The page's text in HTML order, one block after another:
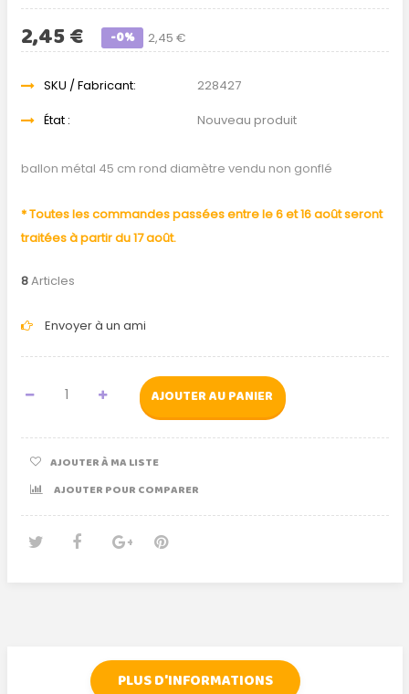
2,45 €
2,45 € -0%
SKU / Fabricant:
228427
État :
Nouveau produit
ballon métal 45 cm rond diamètre vendu non gonflé
* Toutes les commandes passées entre le 6 et 16 août seront
traitées à partir du 17 août.
8Articles
Envoyer à un ami
AJOUTER AU PANIER
AJOUTER À MA LISTE
AJOUTER POUR COMPARER
PLUS D'INFORMATIONS